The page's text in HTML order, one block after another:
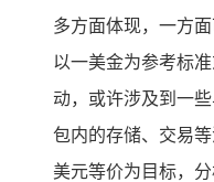
多方面体现，一方
以一美金为参考标
动，或许涉及到一
包内的存储、交易
美元等价为目标，